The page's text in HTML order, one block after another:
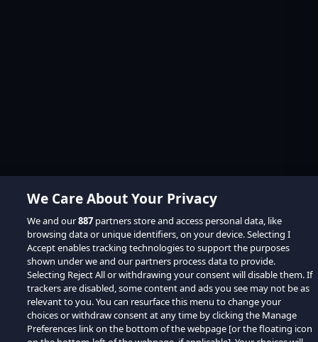
We Care About Your Privacy
We and our887 partners store and access personal data, like
browsing data or unique identifiers, on your device. Selecting I
Accept enables tracking technologies to support the purposes
shown under we and our partners process data to provide.
Selecting Reject All or withdrawing your consent will disable them. If
trackers are disabled, some content and ads you see may not be as
relevant to you. You can resurface this menu to change your
choices or withdraw consent at any time by clicking the Manage
Preferences link on the bottom of the webpage [or the floating icon